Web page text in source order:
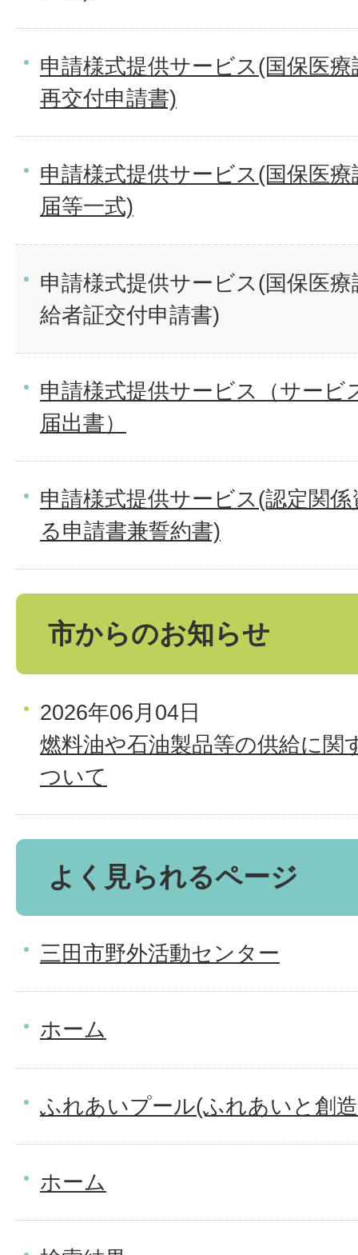
申請様式提供サービス(国保医
再交付申請書)
申請様式提供サービス(国保医
届等一式)
申請様式提供サービス(国保医
給者証交付申請書)
申請様式提供サービス（サービ
届出書）
申請様式提供サービス(認定関
る申請書兼誓約書)
市からのお知らせ
2026年06月04日
燃料油や石油製品等の供給に関
ついて
よく見られるページ
三田市野外活動センター
ホーム
ふれあいプール(ふれあいと創
ホーム